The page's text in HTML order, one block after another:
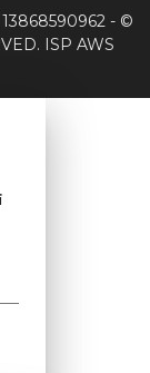
- ©
ISP AWS